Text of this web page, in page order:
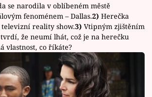
se narodila v oblíbeném městě
fenoménem – Dallas.2) Herečka
reality show.3) Vtipným zjištěním
že neumí lhát, což je na herečku
vlastnost, co říkáte?